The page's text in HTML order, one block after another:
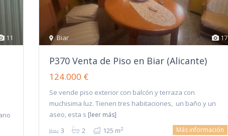
11 17
Biar
P370 Venta de Piso en Biar (Alicante)
124.000 €
Se vende piso exterior con balcón y terraza con
muchisima luz. Tienen tres habitaciones, un baño y un
aseo, esta s [leer más]
3 2 125 m2 Más información